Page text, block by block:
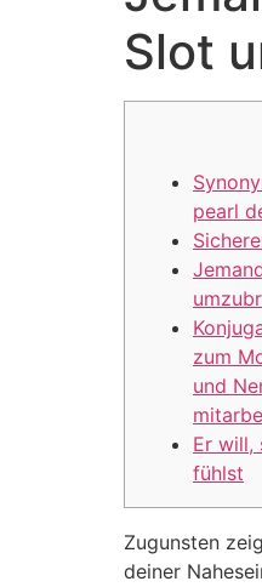
Slot
pearl
zum
und
Er will,
fühlst
Zugunsten
deiner